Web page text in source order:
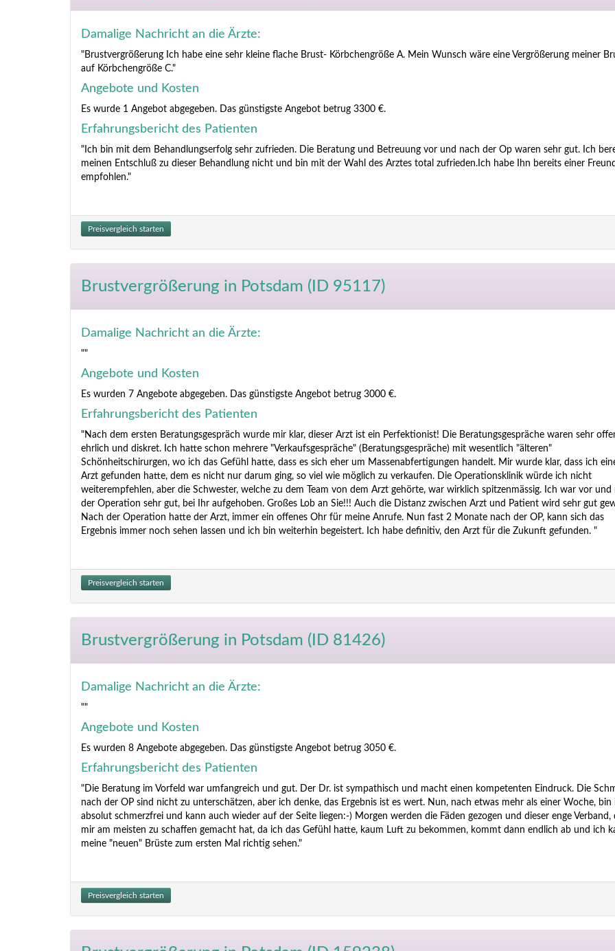
Damalige Nachricht an die Ärzte:
"Brustvergrößerung Ich habe eine sehr kleine flache Brust- Körbchengröße A. Mein Wunsch wäre eine Vergrößerung meiner
auf Körbchengröße C."
Angebote und Kosten
Es wurde 1 Angebot abgegeben. Das günstigste Angebot betrug 3300 €.
Erfahrungsbericht des Patienten
"Ich bin mit dem Behandlungserfolg sehr zufrieden. Die Beratung und Betreuung vor und nach der Op waren sehr gut. Ich
meinen Entschluß zu dieser Behandlung nicht und bin mit der Wahl des Arztes total zufrieden.Ich habe Ihn bereits einer
empfohlen."
Preisvergleich starten
Brustvergrößerung in Potsdam (ID 95117)
Damalige Nachricht an die Ärzte:
""
Angebote und Kosten
Es wurden 7 Angebote abgegeben. Das günstigste Angebot betrug 3000 €.
Erfahrungsbericht des Patienten
"Nach dem ersten Beratungsgespräch wurde mir klar, dieser Arzt ist ein Perfektionist! Die Beratungsgespräche waren sehr
ehrlich und diskret. Ich hatte schon mehrere "Verkaufsgespräche" (Beratungsgespräche) mit wesentlich "älteren"
Schönheitschirurgen, wo ich das Gefühl hatte, dass es sich eher um Massenabfertigungen handelt. Mir wurde klar, dass ich
Arzt gefunden hatte, dem es nicht nur darum ging, so viel wie möglich zu verkaufen. Die Operationsklinik würde ich nicht
weiterempfehlen, aber die Schwester, welche zu dem Team von dem Arzt gehörte, war wirklich spitzenmässig. Ich war vor und
der Operation sehr gut, bei Ihr aufgehoben. Großes Lob an Sie!!! Auch die Distanz zwischen Arzt und Patient wird sehr gut
Nach der Operation hatte der Arzt, immer ein offenes Ohr für meine Anrufe. Nun fast 2 Monate nach der OP, kann sich das
Ergebnis immer noch sehen lassen und ich bin weiterhin begeistert. Ich habe definitiv, den Arzt für die Zukunft gefunden. "
Preisvergleich starten
Brustvergrößerung in Potsdam (ID 81426)
Damalige Nachricht an die Ärzte:
""
Angebote und Kosten
Es wurden 8 Angebote abgegeben. Das günstigste Angebot betrug 3050 €.
Erfahrungsbericht des Patienten
"Die Beratung im Vorfeld war umfangreich und gut. Der Dr. ist sympathisch und macht einen kompetenten Eindruck. Die
nach der OP sind nicht zu unterschätzen, aber ich denke, das Ergebnis ist es wert. Nun, nach etwas mehr als einer Woche, bin
absolut schmerzfrei und kann auch wieder auf der Seite liegen:-) Morgen werden die Fäden gezogen und dieser enge Verband,
mir am meisten zu schaffen gemacht hat, da ich das Gefühl hatte, kaum Luft zu bekommen, kommt dann endlich ab und ich
meine "neuen" Brüste zum ersten Mal richtig sehen."
Preisvergleich starten